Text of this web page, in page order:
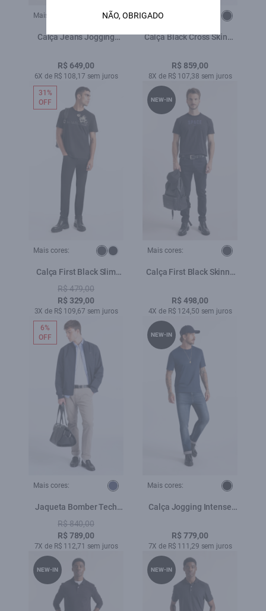
Mais cores:
Calça Jeans Jogging
Lav.Escuro |
R$ 649,00
6X de R$ 108,17 sem juros
Mais cores:
Calça Black Cross Skinny
R$ 859,00
8X de R$ 107,38 sem juros
Mais cores:
Calça First Black Slim
Lav. Amaciado
R$ 479,00
R$ 329,00
3X de R$ 109,67 sem juros
31%
OFF
Mais cores:
Calça First Black Skinny
R$ 498,00
4X de R$ 124,50 sem juros
NEW-IN
Mais cores:
Jaqueta Bomber Tech
Dark Navy
R$ 840,00
R$ 789,00
7X de R$ 112,71 sem juros
6%
OFF
Mais cores:
Calça Jogging Intense
Tie Dye
R$ 779,00
7X de R$ 111,29 sem juros
NEW-IN
NEW-IN NEW-IN
NÃO, OBRIGADO